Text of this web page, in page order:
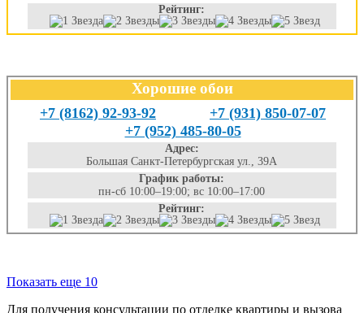
Рейтинг:
Хорошие обои
+7 (8162) 92-93-92
+7 (931) 850-07-07
+7 (952) 485-80-05
Адрес:
Большая Санкт-Петербургская ул., 39А
График работы:
пн-сб 10:00–19:00; вс 10:00–17:00
Рейтинг:
Показать еще 10
Для получения консультации по отделке квартиры и вызова